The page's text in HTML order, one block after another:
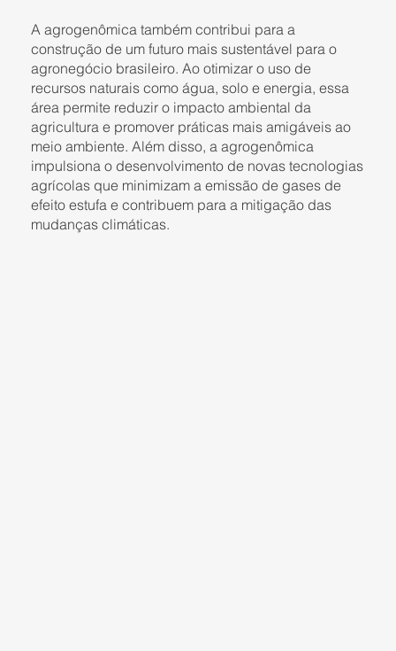
A agrogenômica também contribui para a
construção de um futuro mais sustentável para o
agronegócio brasileiro. Ao otimizar o uso de
recursos naturais como água, solo e energia, essa
área permite reduzir o impacto ambiental da
agricultura e promover práticas mais amigáveis ao
meio ambiente. Além disso, a agrogenômica
impulsiona o desenvolvimento de novas tecnologias
agrícolas que minimizam a emissão de gases de
efeito estufa e contribuem para a mitigação das
mudanças climáticas.